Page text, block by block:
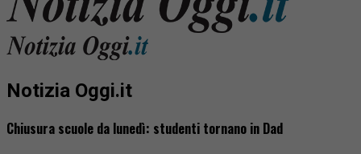
Notizia Oggi.it
Chiusura scuole da lunedì: studenti tornano in Dad